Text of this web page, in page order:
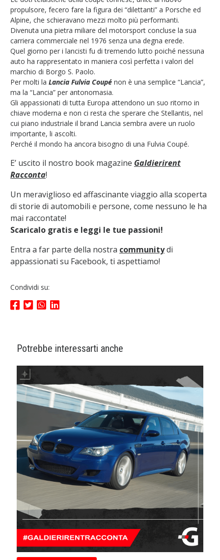
propulsore, fecero fare la figura dei “dilettanti” a Porsche ed
Alpine, che schieravano mezzi molto più performanti.
Divenuta una pietra miliare del motorsport concluse la sua
carriera commerciale nel 1976 senza una degna erede.
Quel giorno per i lancisti fu di tremendo lutto poiché nessuna
auto ha rappresentato in maniera così perfetta i valori del
marchio di Borgo S. Paolo.
Per molti la Lancia Fulvia Coupénon è una semplice “Lancia”,
ma la “Lancia” per antonomasia.
Gli appassionati di tutta Europa attendono un suo ritorno in
chiave moderna e non ci resta che sperare che Stellantis, nel
cui piano industriale il brand Lancia sembra avere un ruolo
importante, li ascolti.
Perché il mondo ha ancora bisogno di una Fulvia Coupé.
E’ uscito il nostro book magazine Galdierirent
Racconta!
Un meraviglioso ed affascinante viaggio alla scoperta
di storie di automobili e persone, come nessuno le ha
mai raccontate!
Scaricalo gratis e leggi le tue passioni!
Entra a far parte della nostra communitydi
appassionati su Facebook, ti aspettiamo!
Condividi su:
Potrebbe interessarti anche